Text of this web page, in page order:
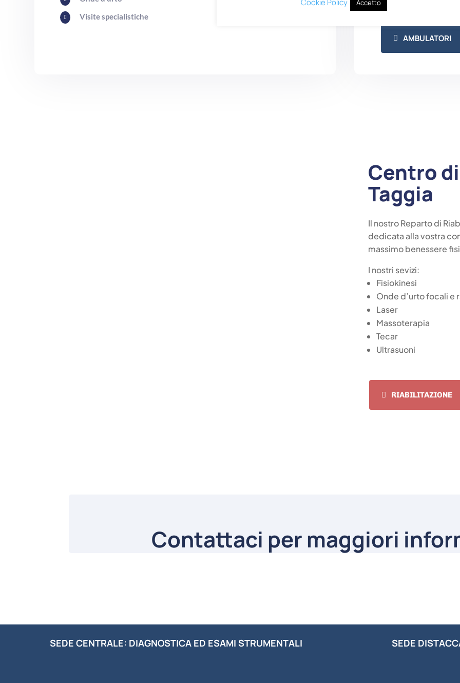
 Visite specialistiche
AMBULATORI
Centro
Taggia
Il nostro Reparto di
dedicata alla vostra
massimo benessere
I nostri sevizi:
Fisiokinesi
Onde d’urto focali e
Laser
Massoterapia
Tecar
Ultrasuoni
RIABILITAZIONE
Contattaci per maggiori
SEDE CENTRALE: DIAGNOSTICA ED ESAMI STRUMENTALI SEDE
Cookie Policy
Accetto